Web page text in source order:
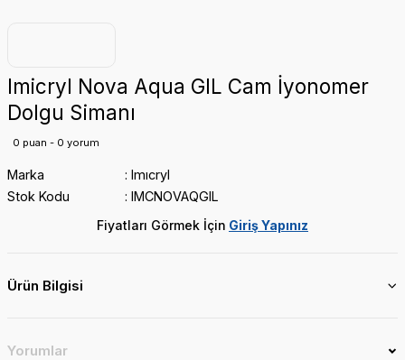
Imicryl Nova Aqua GIL Cam İyonomer
Dolgu Simanı
0 puan - 0 yorum
Marka
Imıcryl
Stok Kodu
IMCNOVAQGIL
Fiyatları Görmek İçin Giriş Yapınız
Ürün Bilgisi
Yorumlar